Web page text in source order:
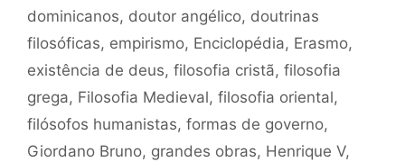
dominicanos, doutor angélico, doutrinas
filosóficas, empirismo, Enciclopédia, Erasmo,
existência de deus, filosofia cristã, filosofia
grega, Filosofia Medieval, filosofia oriental,
filósofos humanistas, formas de governo,
Giordano Bruno, grandes obras, Henrique V,